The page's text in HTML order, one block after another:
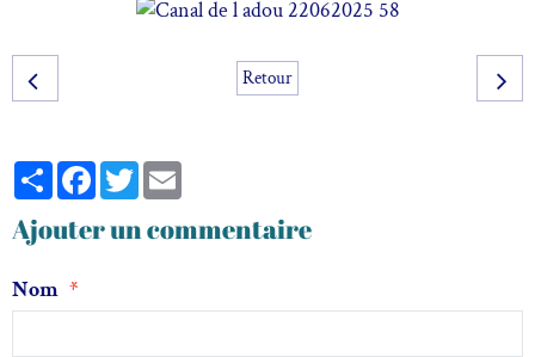
Retour
PartagerFacebook
Twitter
Ajouter un commentaire
Nom